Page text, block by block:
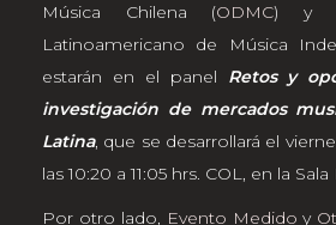
Música Chilena (ODMC) y
Latinoamericano de Música
estarán en el panel Retos y
investigación de mercados
Latina, que se desarrollará el
las 10:20 a 11:05 hrs. COL, en la Sala
Por otro lado, Evento Medido y